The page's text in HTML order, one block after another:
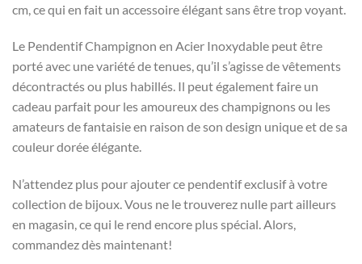
cm, ce qui en fait un accessoire élégant sans être trop voyant.
Le Pendentif Champignon en Acier Inoxydable peut être
porté avec une variété de tenues, qu’il s’agisse de vêtements
décontractés ou plus habillés. Il peut également faire un
cadeau parfait pour les amoureux des champignons ou les
amateurs de fantaisie en raison de son design unique et de sa
couleur dorée élégante.
N’attendez plus pour ajouter ce pendentif exclusif à votre
collection de bijoux. Vous ne le trouverez nulle part ailleurs
en magasin, ce qui le rend encore plus spécial. Alors,
commandez dès maintenant!